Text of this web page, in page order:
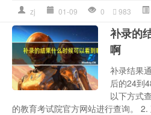
zj 01-09 0 983
补录的
啊
补录结果
后的24到
以下方式
的教育考试院官方网站进行查询。 2.